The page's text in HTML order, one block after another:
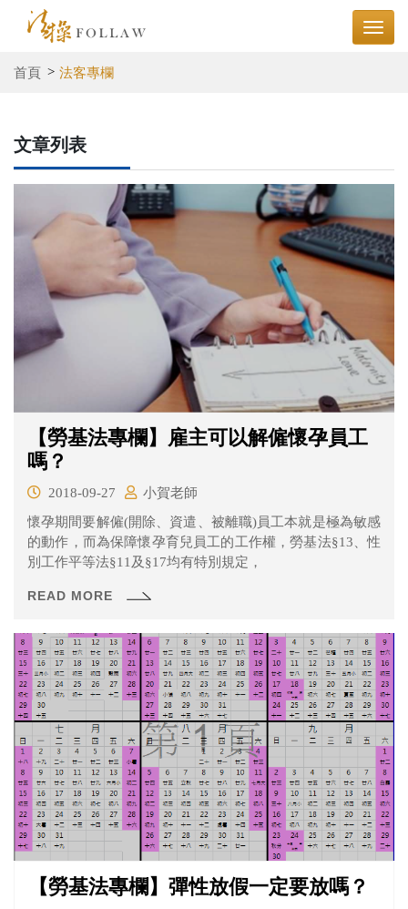
首頁 法客專欄
文章列表
【勞基法專欄】雇主可以解僱懷孕員工
嗎？
2018-09-27
小賀老師
懷孕期間要解僱(開除、資遣、被離職)員工本就是極為敏感
的動作，而為保障懷孕育兒員工的工作權，勞基法§13、性
別工作平等法§11及§17均有特別規定，
READ MORE
【勞基法專欄】彈性放假一定要放嗎？